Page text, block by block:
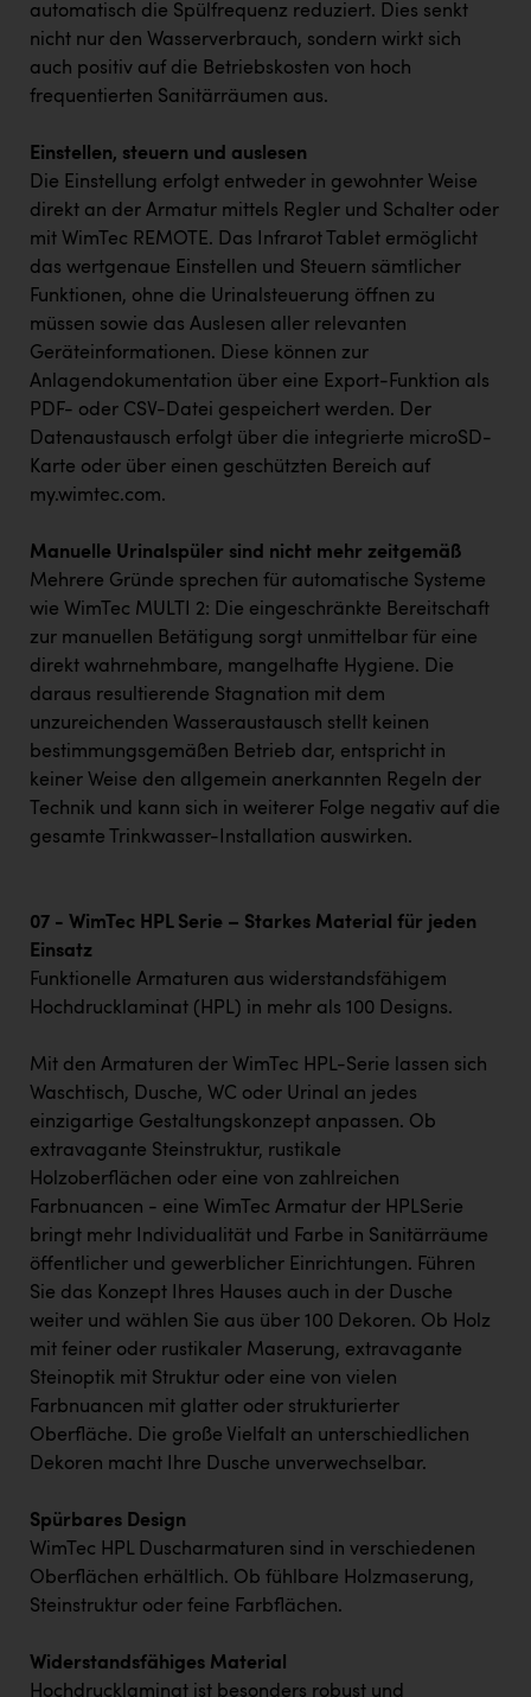
automatisch die Spülfrequenz reduziert. Dies senkt
nicht nur den Wasserverbrauch, sondern wirkt sich
auch positiv auf die Betriebskosten von hoch
frequentierten Sanitärräumen aus.
Einstellen, steuern und auslesen
Die Einstellung erfolgt entweder in gewohnter Weise
direkt an der Armatur mittels Regler und Schalter oder
mit WimTec REMOTE. Das Infrarot Tablet ermöglicht
das wertgenaue Einstellen und Steuern sämtlicher
Funktionen, ohne die Urinalsteuerung öffnen zu
müssen sowie das Auslesen aller relevanten
Geräteinformationen. Diese können zur
Anlagendokumentation über eine Export-Funktion als
PDF- oder CSV-Datei gespeichert werden. Der
Datenaustausch erfolgt über die integrierte microSD-
Karte oder über einen geschützten Bereich auf
my.wimtec.com.
Manuelle Urinalspüler sind nicht mehr zeitgemäß
Mehrere Gründe sprechen für automatische Systeme
wie WimTec MULTI 2: Die eingeschränkte Bereitschaft
zur manuellen Betätigung sorgt unmittelbar für eine
direkt wahrnehmbare, mangelhafte Hygiene. Die
daraus resultierende Stagnation mit dem
unzureichenden Wasseraustausch stellt keinen
bestimmungsgemäßen Betrieb dar, entspricht in
keiner Weise den allgemein anerkannten Regeln der
Technik und kann sich in weiterer Folge negativ auf die
gesamte Trinkwasser-Installation auswirken.
07 - WimTec HPL Serie – Starkes Material für jeden
Einsatz
Funktionelle Armaturen aus widerstandsfähigem
Hochdrucklaminat (HPL) in mehr als 100 Designs.
Mit den Armaturen der WimTec HPL-Serie lassen sich
Waschtisch, Dusche, WC oder Urinal an jedes
einzigartige Gestaltungskonzept anpassen. Ob
extravagante Steinstruktur, rustikale
Holzoberflächen oder eine von zahlreichen
Farbnuancen - eine WimTec Armatur der HPLSerie
bringt mehr Individualität und Farbe in Sanitärräume
öffentlicher und gewerblicher Einrichtungen. Führen
Sie das Konzept Ihres Hauses auch in der Dusche
weiter und wählen Sie aus über 100 Dekoren. Ob Holz
mit feiner oder rustikaler Maserung, extravagante
Steinoptik mit Struktur oder eine von vielen
Farbnuancen mit glatter oder strukturierter
Oberfläche. Die große Vielfalt an unterschiedlichen
Dekoren macht Ihre Dusche unverwechselbar.
Spürbares Design
WimTec HPL Duscharmaturen sind in verschiedenen
Oberflächen erhältlich. Ob fühlbare Holzmaserung,
Steinstruktur oder feine Farbflächen.
Widerstandsfähiges Material
Hochdrucklaminat ist besonders robust und